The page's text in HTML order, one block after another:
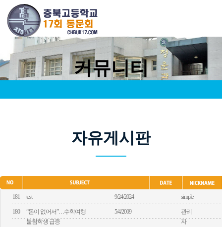
커뮤니티
자유게시판
181 test 9/24/2024 simple
180
“돈이 없어서”…수학여행
불참학생 급증
5/4/2009
관리
자